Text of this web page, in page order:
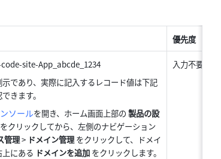
優先度
site-App_abcde_1234
示であり、実際に記入するレコード値は下記
きます。
ソールを開き、ホーム画面上部の 製品の設
をクリックしてから、左側のナビゲーション
管理 > ドメイン管理 をクリックして、ドメイ
上にある ドメインを追加 をクリックします。
入力不要